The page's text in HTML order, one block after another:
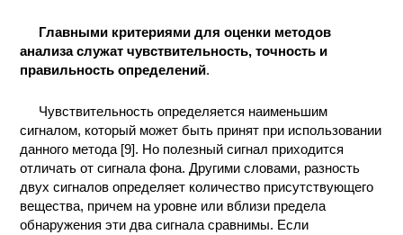
ХИМИЯ НА
ПРОИЗВОДСТВЕ
КОНТАКТЫ
Главными критериями для оценки методов
анализа служат чувствительность, точность и
правильность определений.
Чувствительность определяется наименьшим
сигналом, который может быть принят при использовании
данного метода [9]. Но полезный сигнал приходится
отличать от сигнала фона. Другими словами, разность
двух сигналов определяет количество присутствующего
вещества, причем на уровне или вблизи предела
обнаружения эти два сигнала сравнимы. Если